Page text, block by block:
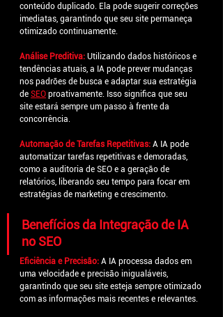
conteúdo duplicado. Ela pode sugerir correções
imediatas, garantindo que seu site permaneça
otimizado continuamente.
Análise Preditiva: Utilizando dados históricos e
tendências atuais, a IA pode prever mudanças
nos padrões de busca e adaptar sua estratégia
de SEO proativamente. Isso significa que seu
site estará sempre um passo à frente da
concorrência.
Automação de Tarefas Repetitivas: A IA pode
automatizar tarefas repetitivas e demoradas,
como a auditoria de SEO e a geração de
relatórios, liberando seu tempo para focar em
estratégias de marketing e crescimento.
Benefícios da Integração de IA
no SEO
Eficiência e Precisão: A IA processa dados em
uma velocidade e precisão inigualáveis,
garantindo que seu site esteja sempre otimizado
com as informações mais recentes e relevantes.